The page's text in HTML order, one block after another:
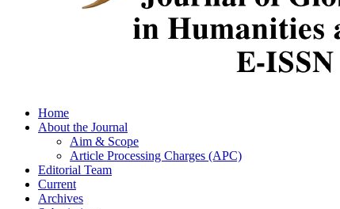
Home
About the Journal
Aim & Scope
Article Processing Charges (APC)
Editorial Team
Current
Archives